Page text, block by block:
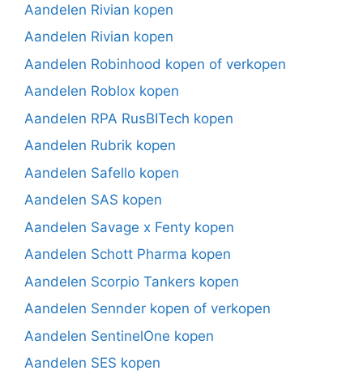
Aandelen Rivian kopen
Aandelen Rivian kopen
Aandelen Robinhood kopen of verkopen
Aandelen Roblox kopen
Aandelen RPA RusBITech kopen
Aandelen Rubrik kopen
Aandelen Safello kopen
Aandelen SAS kopen
Aandelen Savage x Fenty kopen
Aandelen Schott Pharma kopen
Aandelen Scorpio Tankers kopen
Aandelen Sennder kopen of verkopen
Aandelen SentinelOne kopen
Aandelen SES kopen